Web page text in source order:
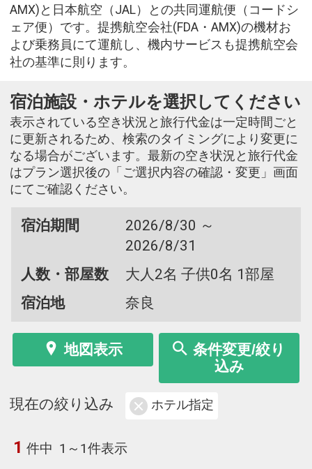
AMX)と日本航空（JAL）との共同運航便（コードシ
ェア便）です。提携航空会社(FDA・AMX)の機材お
よび乗務員にて運航し、機内サービスも提携航空会
社の基準に則ります。
宿泊施設・ホテルを選択してください
表示されている空き状況と旅行代金は一定時間ごと
に更新されるため、検索のタイミングにより変更に
なる場合がございます。最新の空き状況と旅行代金
はプラン選択後の「ご選択内容の確認・変更」画面
にてご確認ください。
宿泊期間
2026/8/30 ～
2026/8/31
人数・部屋数
大人2名 子供0名 1部屋
宿泊地
奈良
地図表示
条件変更/絞り
込み
現在の絞り込み ホテル指定
1 件中 1～1件表示